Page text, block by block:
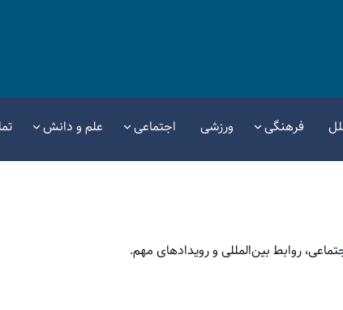
فرهنگی ورزشی اجتماعی علم و دانش
روابط بین‌المللی و رویدادهای مهم.